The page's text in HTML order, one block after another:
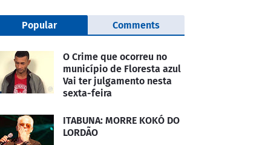
Popular Comments
O Crime que ocorreu no
município de Floresta azul
Vai ter julgamento nesta
sexta-feira
ITABUNA: MORRE KOKÓ DO
LORDÃO